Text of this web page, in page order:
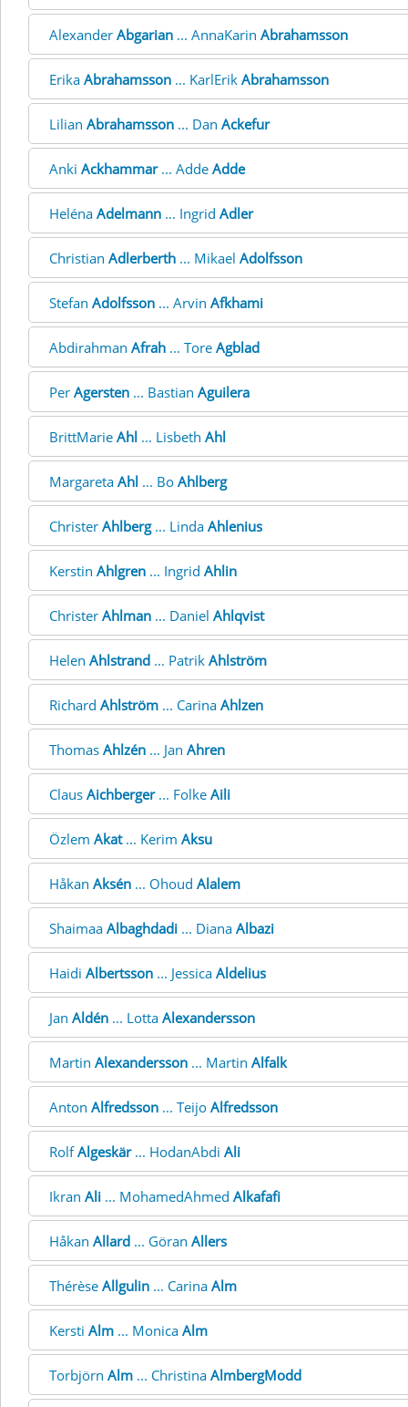
Alexander Abgarian ... AnnaKarin Abrahamsson
Erika Abrahamsson ... KarlErik Abrahamsson
Lilian Abrahamsson ... Dan Ackefur
Anki Ackhammar... Adde Adde
Heléna Adelmann ... Ingrid Adler
Christian Adlerberth ... Mikael Adolfsson
Stefan Adolfsson ... Arvin Afkhami
Abdirahman Afrah ... Tore Agblad
Per Agersten ... Bastian Aguilera
BrittMarie Ahl ... Lisbeth Ahl
Margareta Ahl ... Bo Ahlberg
Christer Ahlberg... Linda Ahlenius
Kerstin Ahlgren ... Ingrid Ahlin
Christer Ahlman ... Daniel Ahlqvist
Helen Ahlstrand ... Patrik Ahlström
Richard Ahlström ... Carina Ahlzen
Thomas Ahlzén ... Jan Ahren
Claus Aichberger... Folke Aili
Özlem Akat... Kerim Aksu
Håkan Aksén ... Ohoud Alalem
Shaimaa Albaghdadi ... Diana Albazi
Haidi Albertsson ... Jessica Aldelius
Jan Aldén ... Lotta Alexandersson
Martin Alexandersson ... Martin Alfalk
Anton Alfredsson ... Teijo Alfredsson
RolfAlgeskär... HodanAbdi Ali
Ikran Ali ... MohamedAhmed Alkafafi
Håkan Allard ... Göran Allers
Thérèse Allgulin ... Carina Alm
Kersti Alm ... Monica Alm
Torbjörn Alm ... Christina AlmbergModd